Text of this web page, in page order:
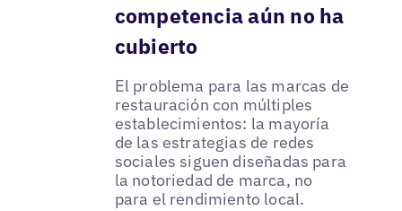
competencia aún no ha
cubierto
El problema para las marcas de
restauración con múltiples
establecimientos: la mayoría
de las estrategias de redes
sociales siguen diseñadas para
la notoriedad de marca, no
para el rendimiento local.